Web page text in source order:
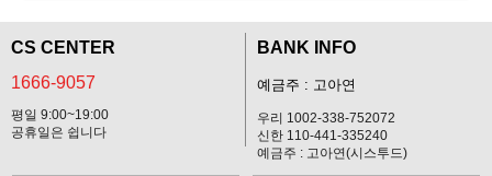
CS CENTER
1666-9057
평일 9:00~19:00
공휴일은 쉽니다
BANK INFO
예금주 : 고아연
우리 1002-338-752072
신한 110-441-335240
예금주 : 고아연(시스투드)